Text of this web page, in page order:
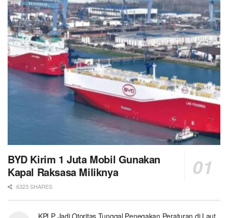
BYD Kirim 1 Juta Mobil Gunakan
Kapal Raksasa Miliknya
6323 SHARES
KPLP Jadi Otoritas Tunggal Penegakan Peraturan di Laut